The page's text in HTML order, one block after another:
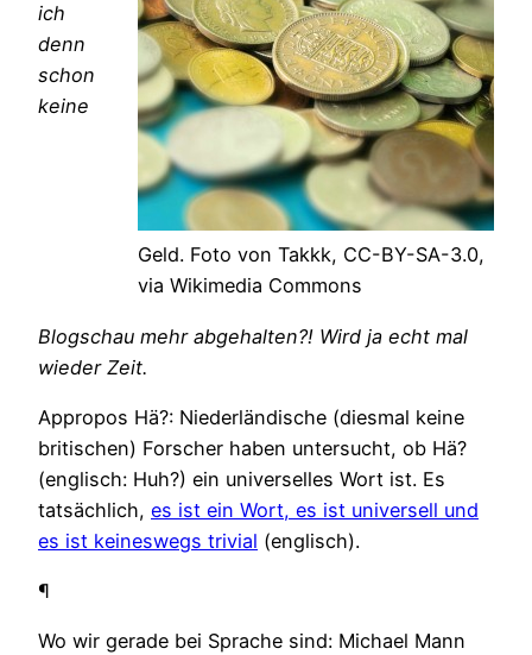
Geld. Foto von Takkk, CC-BY-SA-3.0,
via Wikimedia Commons
ich
denn
schon
keine
Blogschau mehr abgehalten?! Wird ja echt mal
wieder Zeit.
Appropos Hä?: Niederländische (diesmal keine
britischen) Forscher haben untersucht, ob Hä?
(englisch: Huh?) ein universelles Wort ist. Es
tatsächlich, es ist ein Wort, es ist universell und
es ist keineswegs trivial (englisch).
¶
Wo wir gerade bei Sprache sind: Michael Mann